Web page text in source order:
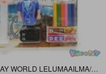
PEZ PLAY WORLD LELUMAAILMA/ペッツプレイワールドレラマエールマー・キャンディーディスペンサー・PEZ PAL/パル「Mariner Boy/マリーナボーイ」未開封/シミ汚れ有